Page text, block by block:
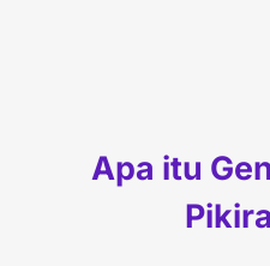
Apa itu